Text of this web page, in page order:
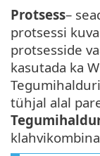
Protsess–
protsessi
protsesside
kasutada ka
tühjal alal